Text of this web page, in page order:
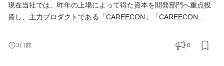
現在当社では、昨年の上場によって得た資本を開発部門へ重点投
資し、主力プロダクトである「CAREECON」「CAREECON
ォーム「CAREECON Platform」の構築を急ピッチで進めていま
3日前 0